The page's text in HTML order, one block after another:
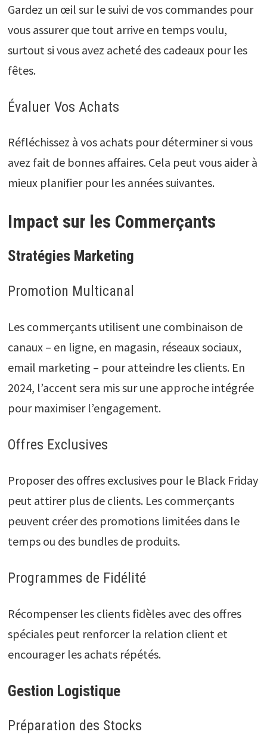
Gardez un œil sur le suivi de vos commandes pour
vous assurer que tout arrive en temps voulu,
surtout si vous avez acheté des cadeaux pour les
fêtes.
Évaluer Vos Achats
Réfléchissez à vos achats pour déterminer si vous
avez fait de bonnes affaires. Cela peut vous aider à
mieux planifier pour les années suivantes.
Impact sur les Commerçants
Stratégies Marketing
Promotion Multicanal
Les commerçants utilisent une combinaison de
canaux – en ligne, en magasin, réseaux sociaux,
email marketing – pour atteindre les clients. En
2024, l’accent sera mis sur une approche intégrée
pour maximiser l’engagement.
Offres Exclusives
Proposer des offres exclusives pour le Black Friday
peut attirer plus de clients. Les commerçants
peuvent créer des promotions limitées dans le
temps ou des bundles de produits.
Programmes de Fidélité
Récompenser les clients fidèles avec des offres
spéciales peut renforcer la relation client et
encourager les achats répétés.
Gestion Logistique
Préparation des Stocks